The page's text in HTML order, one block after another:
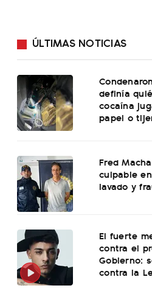
ÚLTIMAS NOTICIAS
definía
cocaína
papel o
Fred
culpable
lavado y
El fuerte
contra el
Gobierno:
contra la